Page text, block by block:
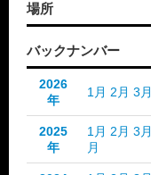
場所
バックナンバー
2026
年
1月 2月 3月
2025
年
1月 2月 3月
月